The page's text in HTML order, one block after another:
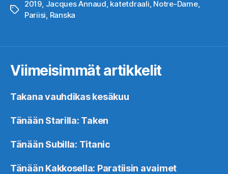
Avainsanat
2019, Jacques Annaud, katetdraali, Notre-Dame,
Pariisi, Ranska
Viimeisimmät artikkelit
Takana vauhdikas kesäkuu
Tänään Starilla: Taken
Tänään Subilla: Titanic
Tänään Kakkosella: Paratiisin avaimet